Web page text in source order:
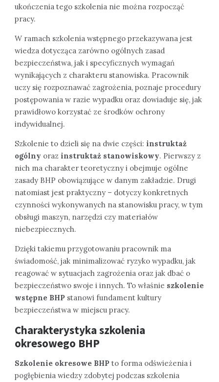
ukończenia tego szkolenia nie można rozpocząć
pracy.
W ramach szkolenia wstępnego przekazywana jest
wiedza dotycząca zarówno ogólnych zasad
bezpieczeństwa, jak i specyficznych wymagań
wynikających z charakteru stanowiska. Pracownik
uczy się rozpoznawać zagrożenia, poznaje procedury
postępowania w razie wypadku oraz dowiaduje się, jak
prawidłowo korzystać ze środków ochrony
indywidualnej.
Szkolenie to dzieli się na dwie części: instruktaż
ogólny oraz instruktaż stanowiskowy. Pierwszy z
nich ma charakter teoretyczny i obejmuje ogólne
zasady BHP obowiązujące w danym zakładzie. Drugi
natomiast jest praktyczny – dotyczy konkretnych
czynności wykonywanych na stanowisku pracy, w tym
obsługi maszyn, narzędzi czy materiałów
niebezpiecznych.
Dzięki takiemu przygotowaniu pracownik ma
świadomość, jak minimalizować ryzyko wypadku, jak
reagować w sytuacjach zagrożenia oraz jak dbać o
bezpieczeństwo swoje i innych. To właśnie szkolenie
wstępne BHP stanowi fundament kultury
bezpieczeństwa w miejscu pracy.
Charakterystyka szkolenia
okresowego BHP
Szkolenie okresowe BHP to forma odświeżenia i
pogłębienia wiedzy zdobytej podczas szkolenia